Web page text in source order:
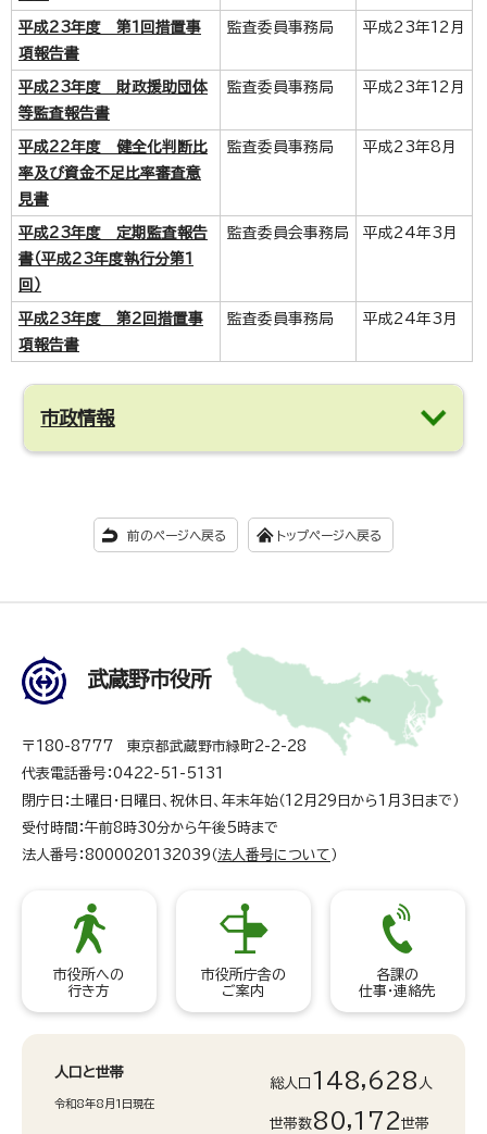
平成23年度 第1回措置事
項報告書
監査委員事務局 平成23年12月
平成23年度 財政援助団体
等監査報告書
監査委員事務局 平成23年12月
平成22年度 健全化判断比
率及び資金不足比率審査意
見書
監査委員事務局 平成23年8月
平成23年度 定期監査報告
書（平成23年度執行分第1
回）
監査委員会事務局 平成24年3月
平成23年度 第2回措置事
項報告書
監査委員事務局 平成24年3月
市政情報
前のページへ戻る トップページへ戻る
武蔵野市役所
〒180-8777 東京都武蔵野市緑町2-2-28
代表電話番号：0422-51-5131
閉庁日：土曜日・日曜日、祝休日、年末年始（12月29日から1月3日まで）
受付時間：午前8時30分から午後5時まで
法人番号：8000020132039（ 法人番号について ）
市役所への
行き方
市役所庁舎の
ご案内
各課の
仕事・連絡先
人口と世帯
令和8年8月1日現在
総人口 148,628 人
世帯数80,172世帯